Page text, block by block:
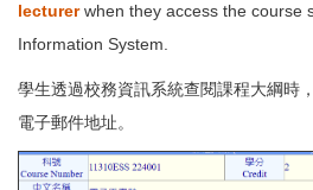
lecturerwhen they access the course
Information System.
學生透過校務資訊系統查閱課程大綱時
電子郵件地址。